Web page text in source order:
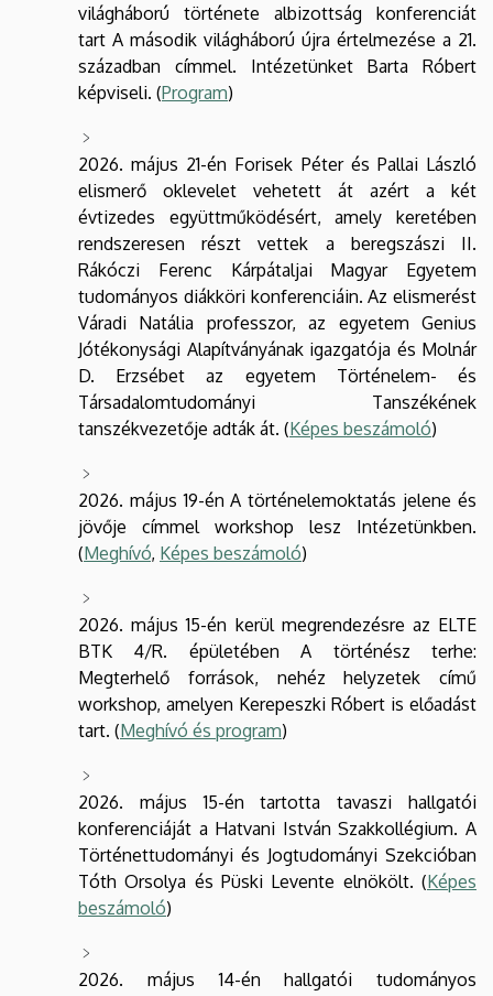
világháború története albizottság konferenciát
tart A második világháború újra értelmezése a 21.
században címmel. Intézetünket Barta Róbert
képviseli. (Program)
2026. május 21-én Forisek Péter és Pallai László
elismerő oklevelet vehetett át azért a két
évtizedes együttműködésért, amely keretében
rendszeresen részt vettek a beregszászi II.
Rákóczi Ferenc Kárpátaljai Magyar Egyetem
tudományos diákköri konferenciáin. Az elismerést
Váradi Natália professzor, az egyetem Genius
Jótékonysági Alapítványának igazgatója és Molnár
D. Erzsébet az egyetem Történelem- és
Társadalomtudományi Tanszékének
tanszékvezetője adták át. (Képes beszámoló)
2026. május 19-én A történelemoktatás jelene és
jövője címmel workshop lesz Intézetünkben.
(Meghívó, Képes beszámoló)
2026. május 15-én kerül megrendezésre az ELTE
BTK 4/R. épületében A történész terhe:
Megterhelő források, nehéz helyzetek című
workshop, amelyen Kerepeszki Róbert is előadást
tart. (Meghívó és program)
2026. május 15-én tartotta tavaszi hallgatói
konferenciáját a Hatvani István Szakkollégium. A
Történettudományi és Jogtudományi Szekcióban
Tóth Orsolya és Püski Levente elnökölt. (Képes
beszámoló)
2026. május 14-én hallgatói tudományos